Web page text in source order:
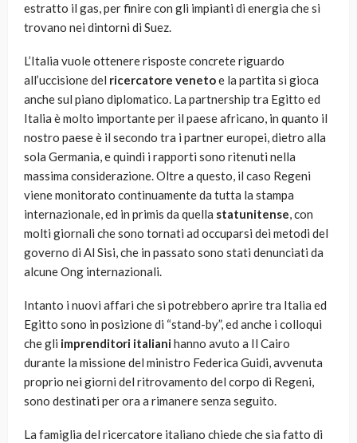
estratto il gas, per finire con gli impianti di energia che si
trovano nei dintorni di Suez.
L’Italia vuole ottenere risposte concrete riguardo
all’uccisione del ricercatore venetoe la partita si gioca
anche sul piano diplomatico. La partnership tra Egitto ed
Italia è molto importante per il paese africano, in quanto il
nostro paese è il secondo tra i partner europei, dietro alla
sola Germania, e quindi i rapporti sono ritenuti nella
massima considerazione. Oltre a questo, il caso Regeni
viene monitorato continuamente da tutta la stampa
internazionale, ed in primis da quella statunitense, con
molti giornali che sono tornati ad occuparsi dei metodi del
governo di Al Sisi, che in passato sono stati denunciati da
alcune Ong internazionali.
Intanto i nuovi affari che si potrebbero aprire tra Italia ed
Egitto sono in posizione di “stand-by”, ed anche i colloqui
che gli imprenditori italianihanno avuto a Il Cairo
durante la missione del ministro Federica Guidi, avvenuta
proprio nei giorni del ritrovamento del corpo di Regeni,
sono destinati per ora a rimanere senza seguito.
La famiglia del ricercatore italiano chiede che sia fatto di